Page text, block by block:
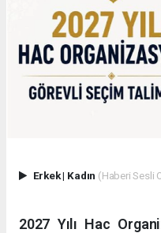
Erkek| Kadın (Haberi Sesli
2027 Yılı Hac